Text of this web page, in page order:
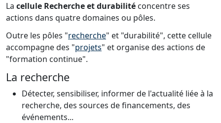
La cellule Recherche et durabilité concentre ses
actions dans quatre domaines ou pôles.
Outre les pôles "recherche" et "durabilité", cette cellule
accompagne des "projets" et organise des actions de
"formation continue".
La recherche
Détecter, sensibiliser, informer de l'actualité liée à la
recherche, des sources de financements, des
événements...